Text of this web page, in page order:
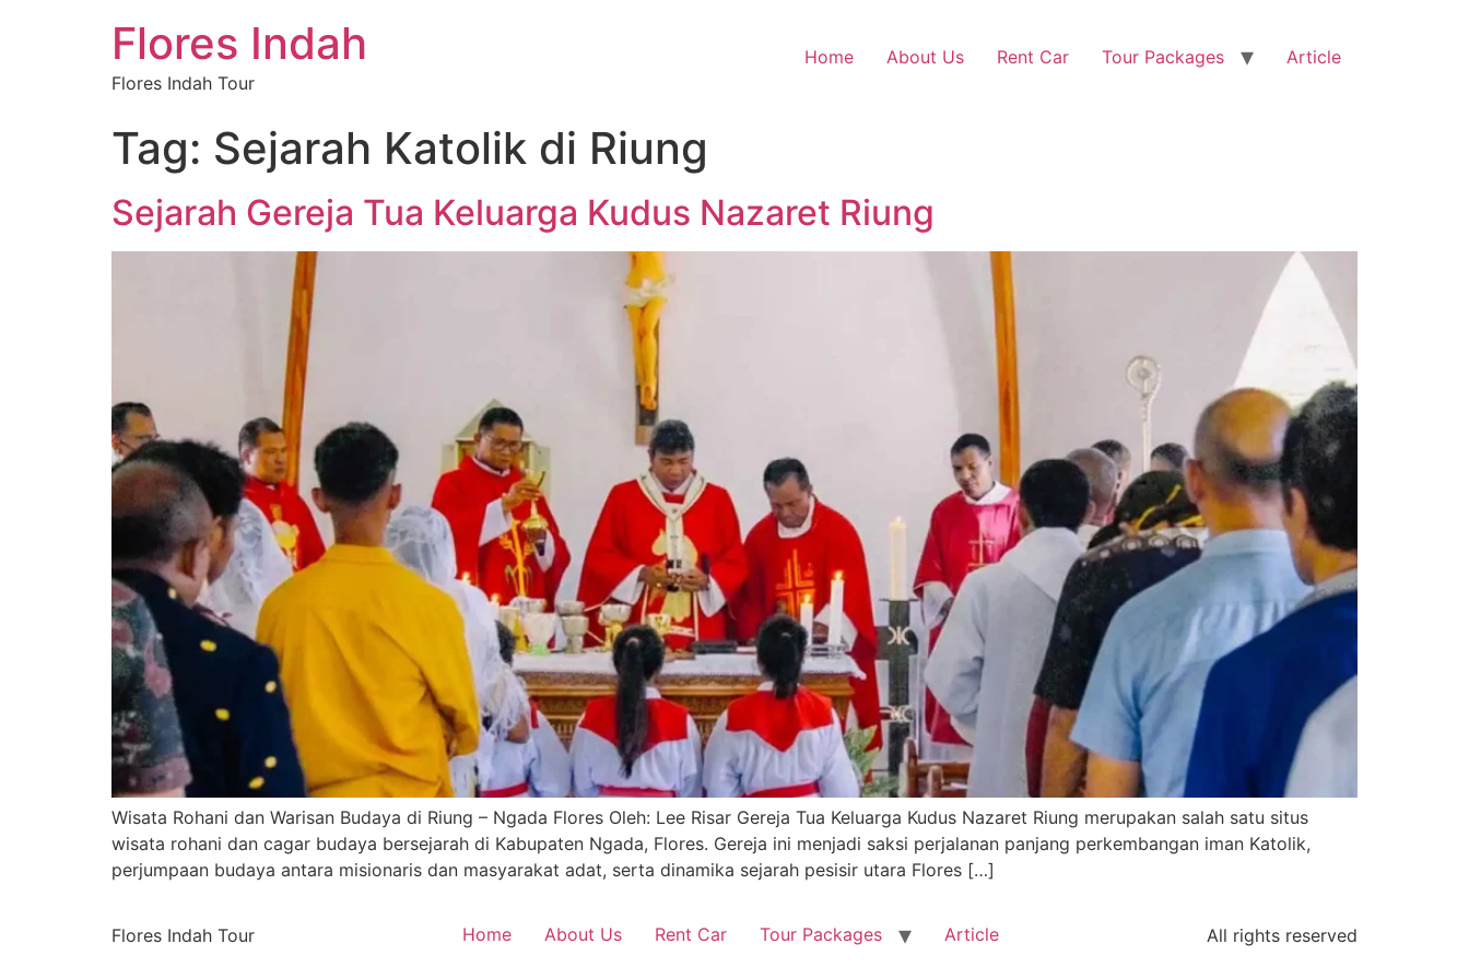
Flores Indah
Flores Indah Tour
Home About Us Rent Car Tour Packages Article
Tag: Sejarah Katolik di Riung
Sejarah Gereja Tua Keluarga Kudus Nazaret Riung
Wisata Rohani dan Warisan Budaya di Riung – Ngada Flores Oleh: Lee Risar Gereja Tua Keluarga Kudus Nazaret Riung merupakan salah satu situs
wisata rohani dan cagar budaya bersejarah di Kabupaten Ngada, Flores. Gereja ini menjadi saksi perjalanan panjang perkembangan iman Katolik,
perjumpaan budaya antara misionaris dan masyarakat adat, serta dinamika sejarah pesisir utara Flores […]
Flores Indah Tour Home About Us Rent Car Tour Packages Article All rights reserved